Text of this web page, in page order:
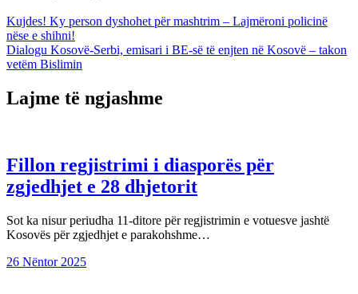
Kujdes! Ky person dyshohet për mashtrim – Lajmëroni policinë
nëse e shihni!
Dialogu Kosovë-Serbi, emisari i BE-së të enjten në Kosovë – takon
vetëm Bislimin
Lajme të ngjashme
Fillon regjistrimi i diasporës për
zgjedhjet e 28 dhjetorit
Sot ka nisur periudha 11-ditore për regjistrimin e votuesve jashtë
Kosovës për zgjedhjet e parakohshme…
26 Nëntor 2025